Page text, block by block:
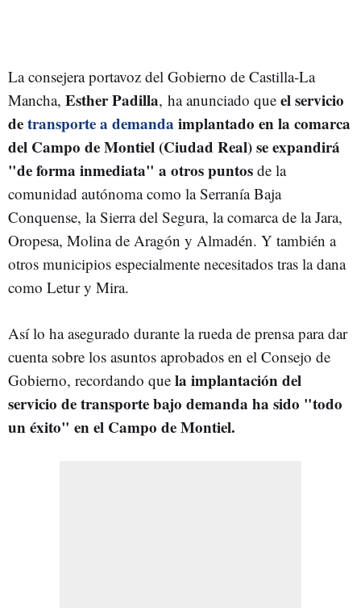
La consejera portavoz del Gobierno de Castilla-La
Mancha, Esther Padilla, ha anunciado que el servicio
detransporte a demanda implantado en la comarca
del Campo de Montiel (Ciudad Real) se expandirá
"de forma inmediata" a otros puntos de la
comunidad autónoma como la Serranía Baja
Conquense, la Sierra del Segura, la comarca de la Jara,
Oropesa, Molina de Aragón y Almadén. Y también a
otros municipios especialmente necesitados tras la dana
como Letur y Mira.
Así lo ha asegurado durante la rueda de prensa para dar
cuenta sobre los asuntos aprobados en el Consejo de
Gobierno, recordando que la implantación del
servicio de transporte bajo demanda ha sido "todo
un éxito" en el Campo de Montiel.